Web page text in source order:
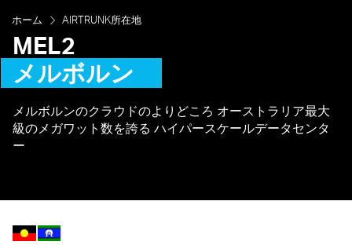
ホーム AIRTRUNK所在地
MEL2
メルボルン
メルボルンのクラウドのよりどころ オーストラリア最大
級のメガワット数を誇る ハイパースケールデータセンタ
ー